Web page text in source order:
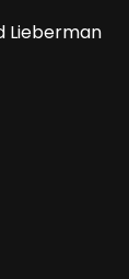
Lieberman